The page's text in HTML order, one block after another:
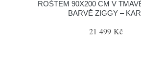
ROŠTEM 90X200 CM V
BARVĚ ZIGGY –
21 499 Kč